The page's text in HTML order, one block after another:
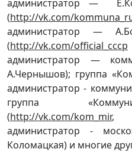
администратор —
(http://vk.com/
администратор —
(http://vk.com/official_cccp
администратор —
А.Чернышов); группа
администратор -
группа
(http://vk.com/kom_mir,
администратор -
Коломацкая) и многие